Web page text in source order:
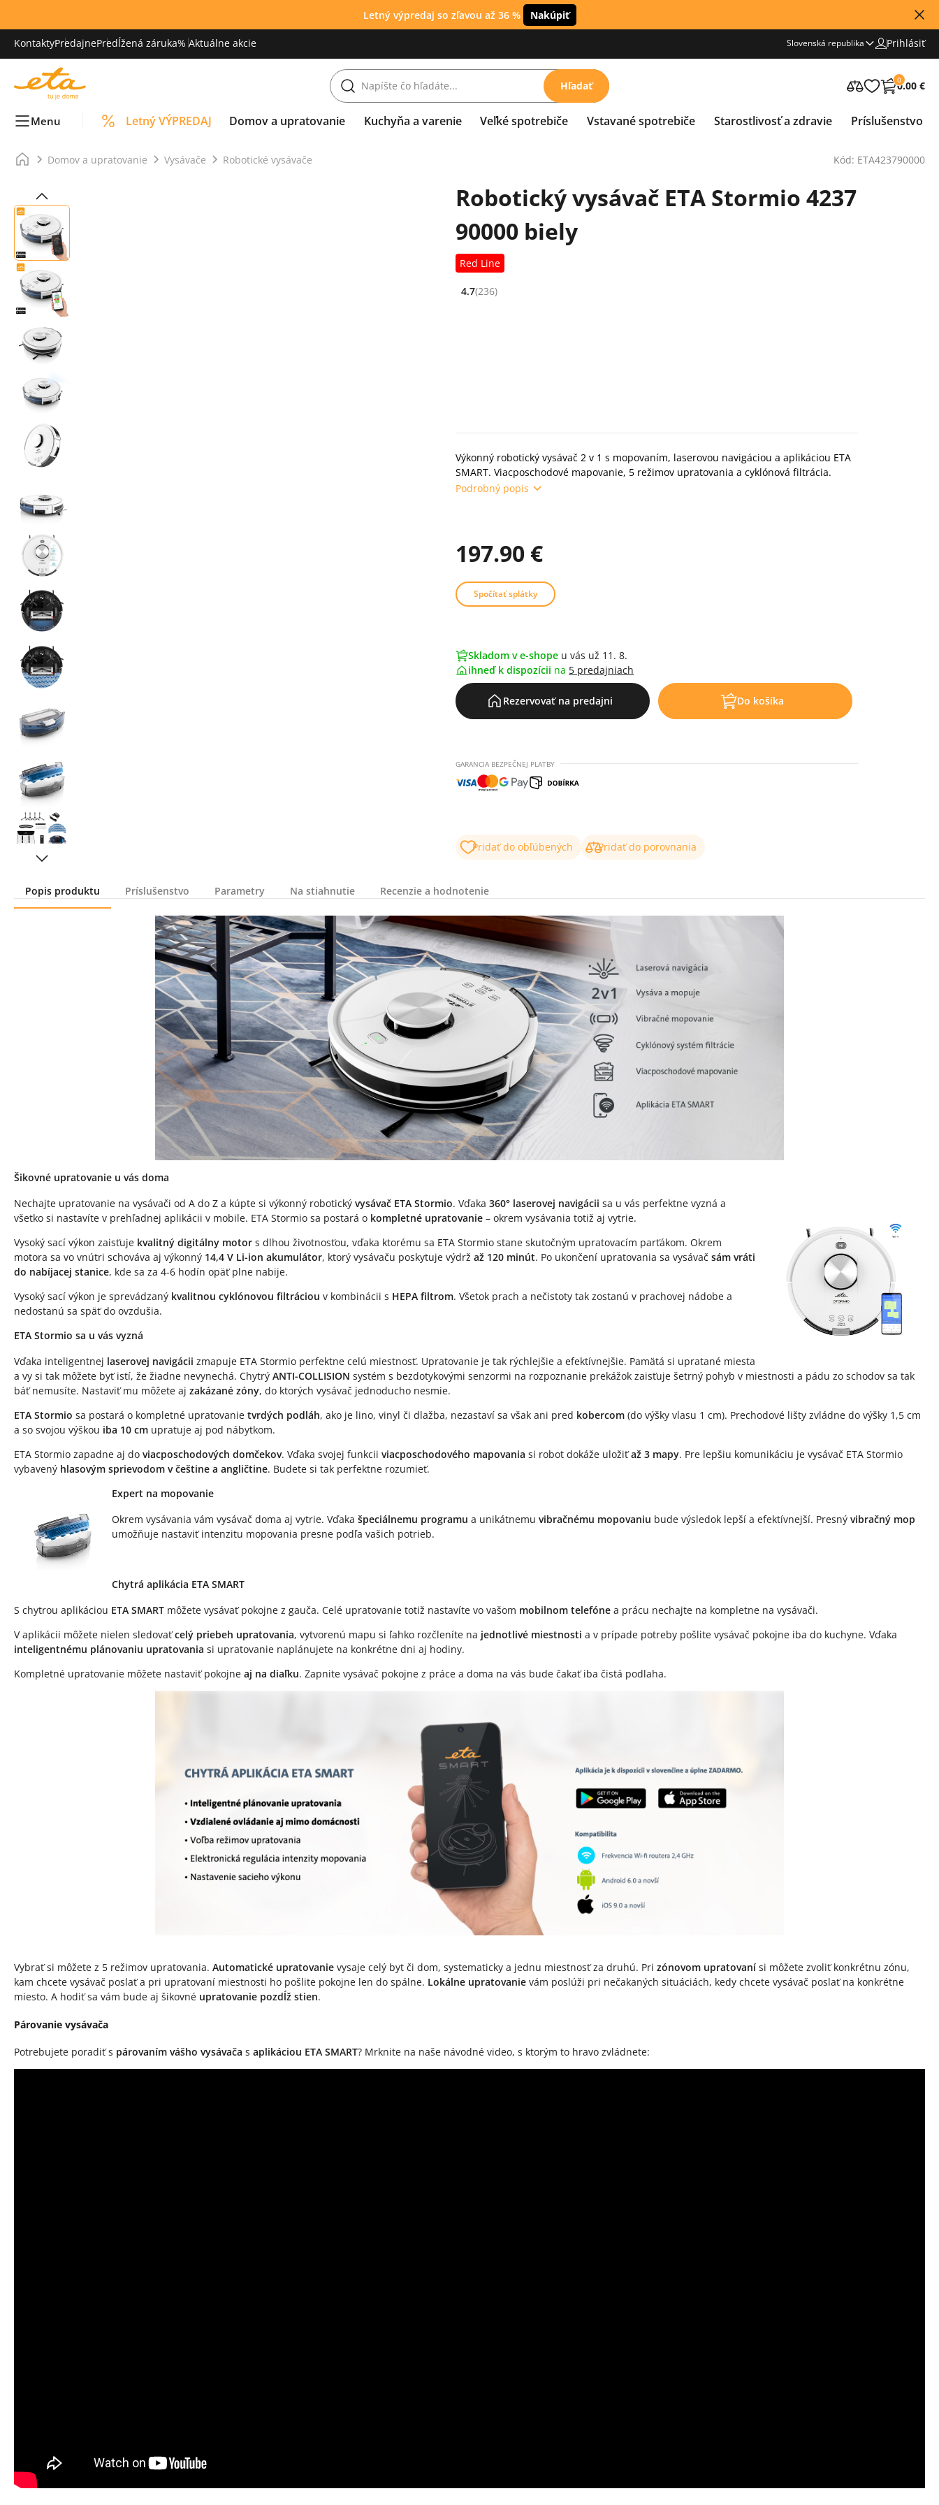
Letný výpredaj so zľavou až 36 % Nakúpiť
KontaktyPredajnePredĺžená záruka% Aktuálne akcie Slovenská republika Prihlásiť
Hľadať 0
0.00 €
Menu Letný VÝPREDAJ Domov a upratovanie Kuchyňa a varenie Veľké spotrebiče Vstavané spotrebiče Starostlivosť a zdravie Príslušenstvo
Domov a upratovanie Vysávače Robotické vysávače Kód: ETA423790000
Robotický vysávač ETA Stormio 4237
90000 biely
Red Line
Hodnocení: 4.7 z 5 (236 recenzí)
4.7(236)
Výkonný robotický vysávač 2 v 1 s mopovaním, laserovou navigáciou a aplikáciou ETA
SMART. Viacposchodové mapovanie, 5 režimov upratovania a cyklónová filtrácia.
Podrobný popis
197.90 €
Spočítať splátky
Skladom v e-shope u vás už 11. 8.
ihneď k dispozícii na 5 predajniach
Rezervovať na predajni Do košíka
GARANCIA BEZPEČNEJ PLATBY
Pridať do obľúbených Pridať do porovnania
Popis produktu Príslušenstvo Parametry Na stiahnutie Recenzie a hodnotenie
Šikovné upratovanie u vás doma
Nechajte upratovanie na vysávači od A do Z a kúpte si výkonný robotický vysávač ETA Stormio. Vďaka 360° laserovej navigácii sa u vás perfektne vyzná a
všetko si nastavíte v prehľadnej aplikácii v mobile. ETA Stormio sa postará o kompletné upratovanie – okrem vysávania totiž aj vytrie.
Vysoký sací výkon zaisťuje kvalitný digitálny motor s dlhou životnosťou, vďaka ktorému sa ETA Stormio stane skutočným upratovacím parťákom. Okrem
motora sa vo vnútri schováva aj výkonný 14,4 V Li-ion akumulátor, ktorý vysávaču poskytuje výdrž až 120 minút. Po ukončení upratovania sa vysávač sám vráti
do nabíjacej stanice, kde sa za 4-6 hodín opäť plne nabije.
Vysoký sací výkon je sprevádzaný kvalitnou cyklónovou filtráciou v kombinácii s HEPA filtrom. Všetok prach a nečistoty tak zostanú v prachovej nádobe a
nedostanú sa späť do ovzdušia.
ETA Stormio sa u vás vyzná
Vďaka inteligentnej laserovej navigácii zmapuje ETA Stormio perfektne celú miestnosť. Upratovanie je tak rýchlejšie a efektívnejšie. Pamätá si upratané miesta
a vy si tak môžete byť istí, že žiadne nevynechá. Chytrý ANTI-COLLISION systém s bezdotykovými senzormi na rozpoznanie prekážok zaisťuje šetrný pohyb v miestnosti a pádu zo schodov sa tak
báť nemusíte. Nastaviť mu môžete aj zakázané zóny, do ktorých vysávač jednoducho nesmie.
ETA Stormio sa postará o kompletné upratovanie tvrdých podláh, ako je lino, vinyl či dlažba, nezastaví sa však ani pred kobercom (do výšky vlasu 1 cm). Prechodové lišty zvládne do výšky 1,5 cm
a so svojou výškou iba 10 cm upratuje aj pod nábytkom.
ETA Stormio zapadne aj do viacposchodových domčekov. Vďaka svojej funkcii viacposchodového mapovania si robot dokáže uložiťaž 3 mapy. Pre lepšiu komunikáciu je vysávač ETA Stormio
vybavený hlasovým sprievodom v češtine a angličtine. Budete si tak perfektne rozumieť.
Expert na mopovanie
Okrem vysávania vám vysávač doma aj vytrie. Vďaka špeciálnemu programu a unikátnemu vibračnému mopovaniu bude výsledok lepší a efektívnejší. Presný vibračný mop
umožňuje nastaviť intenzitu mopovania presne podľa vašich potrieb.
Chytrá aplikácia ETA SMART
S chytrou aplikáciou ETA SMART môžete vysávať pokojne z gauča. Celé upratovanie totiž nastavíte vo vašom mobilnom telefóne a prácu nechajte na kompletne na vysávači.
V aplikácii môžete nielen sledovaťcelý priebeh upratovania, vytvorenú mapu si ľahko rozčleníte na jednotlivé miestnosti a v prípade potreby pošlite vysávač pokojne iba do kuchyne. Vďaka
inteligentnému plánovaniu upratovania si upratovanie naplánujete na konkrétne dni aj hodiny.
Kompletné upratovanie môžete nastaviť pokojne aj na diaľku. Zapnite vysávač pokojne z práce a doma na vás bude čakať iba čistá podlaha.
Vybrať si môžete z 5 režimov upratovania. Automatické upratovanie vysaje celý byt či dom, systematicky a jednu miestnosť za druhú. Pri zónovom upratovaní si môžete zvoliť konkrétnu zónu,
kam chcete vysávač poslať a pri upratovaní miestnosti ho pošlite pokojne len do spálne. Lokálne upratovanie vám poslúži pri nečakaných situáciách, kedy chcete vysávač poslať na konkrétne
miesto. A hodiť sa vám bude aj šikovné upratovanie pozdĺž stien.
Párovanie vysávača
Potrebujete poradiť s párovaním vášho vysávača s aplikáciou ETA SMART? Mrknite na naše návodné video, s ktorým to hravo zvládnete: